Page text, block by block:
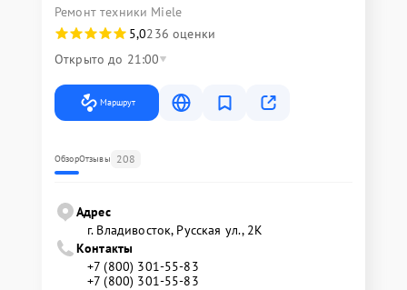
Ремонт техники Miele
5,0236 оценки
Открыто до 21:00
Маршрут
ОбзорОтзывы 208
Адрес
г. Владивосток, Русская ул., 2К
Контакты
+7 (800) 301-55-83
+7 (800) 301-55-83